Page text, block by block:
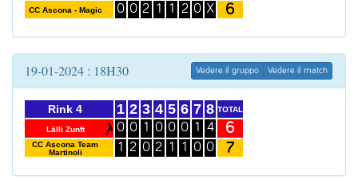
CC Ascona - Magic
0 0 2 1
1
2 0 X
6
19-01-2024 : 18H30 Vedere il gruppo Vedere il match
Rink 4
Lälli Zunft
CC Ascona Team
Martinoli
1
0
1
2
0
2
3
1
0
4
0
2
5
0
1
6
0
1
7
1
0
8
4
0
TOTAL
6
7